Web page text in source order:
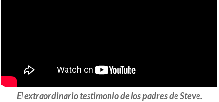
El extraordinario testimonio de los padres de Steve.